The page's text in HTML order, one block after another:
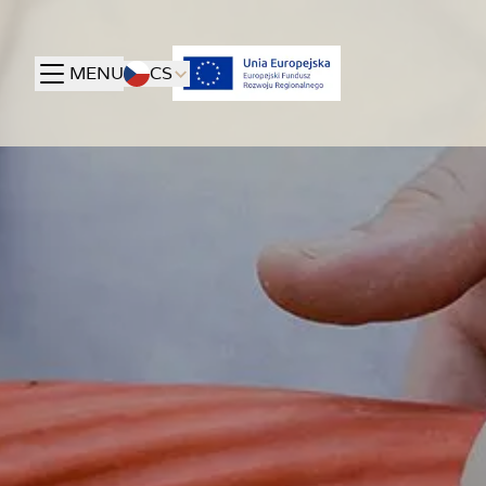
MENU CS